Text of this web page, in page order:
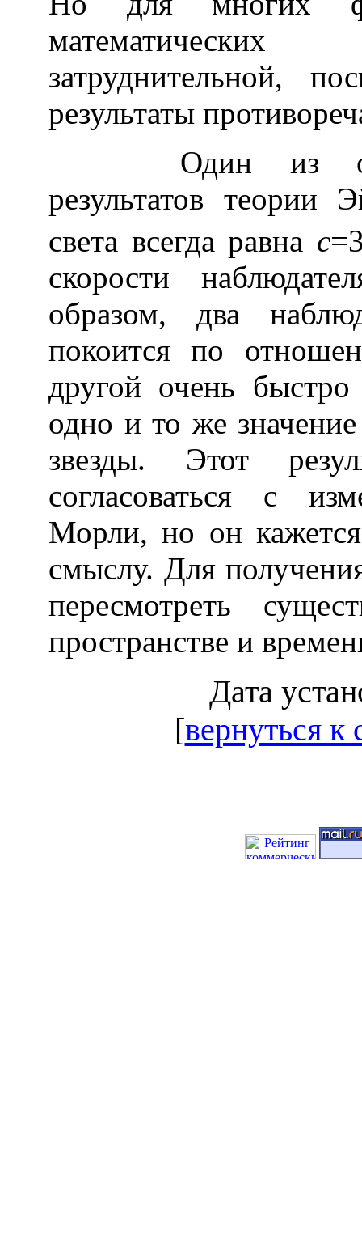
математических
затруднительной,
результаты
Один из
результатов теории
света всегда равна c
скорости
образом, два
покоится по
другой очень
одно и то же
звезды. Этот
согласоваться с
Морли, но он
смыслу. Для
пересмотреть
пространстве и
Дата
[вернуться